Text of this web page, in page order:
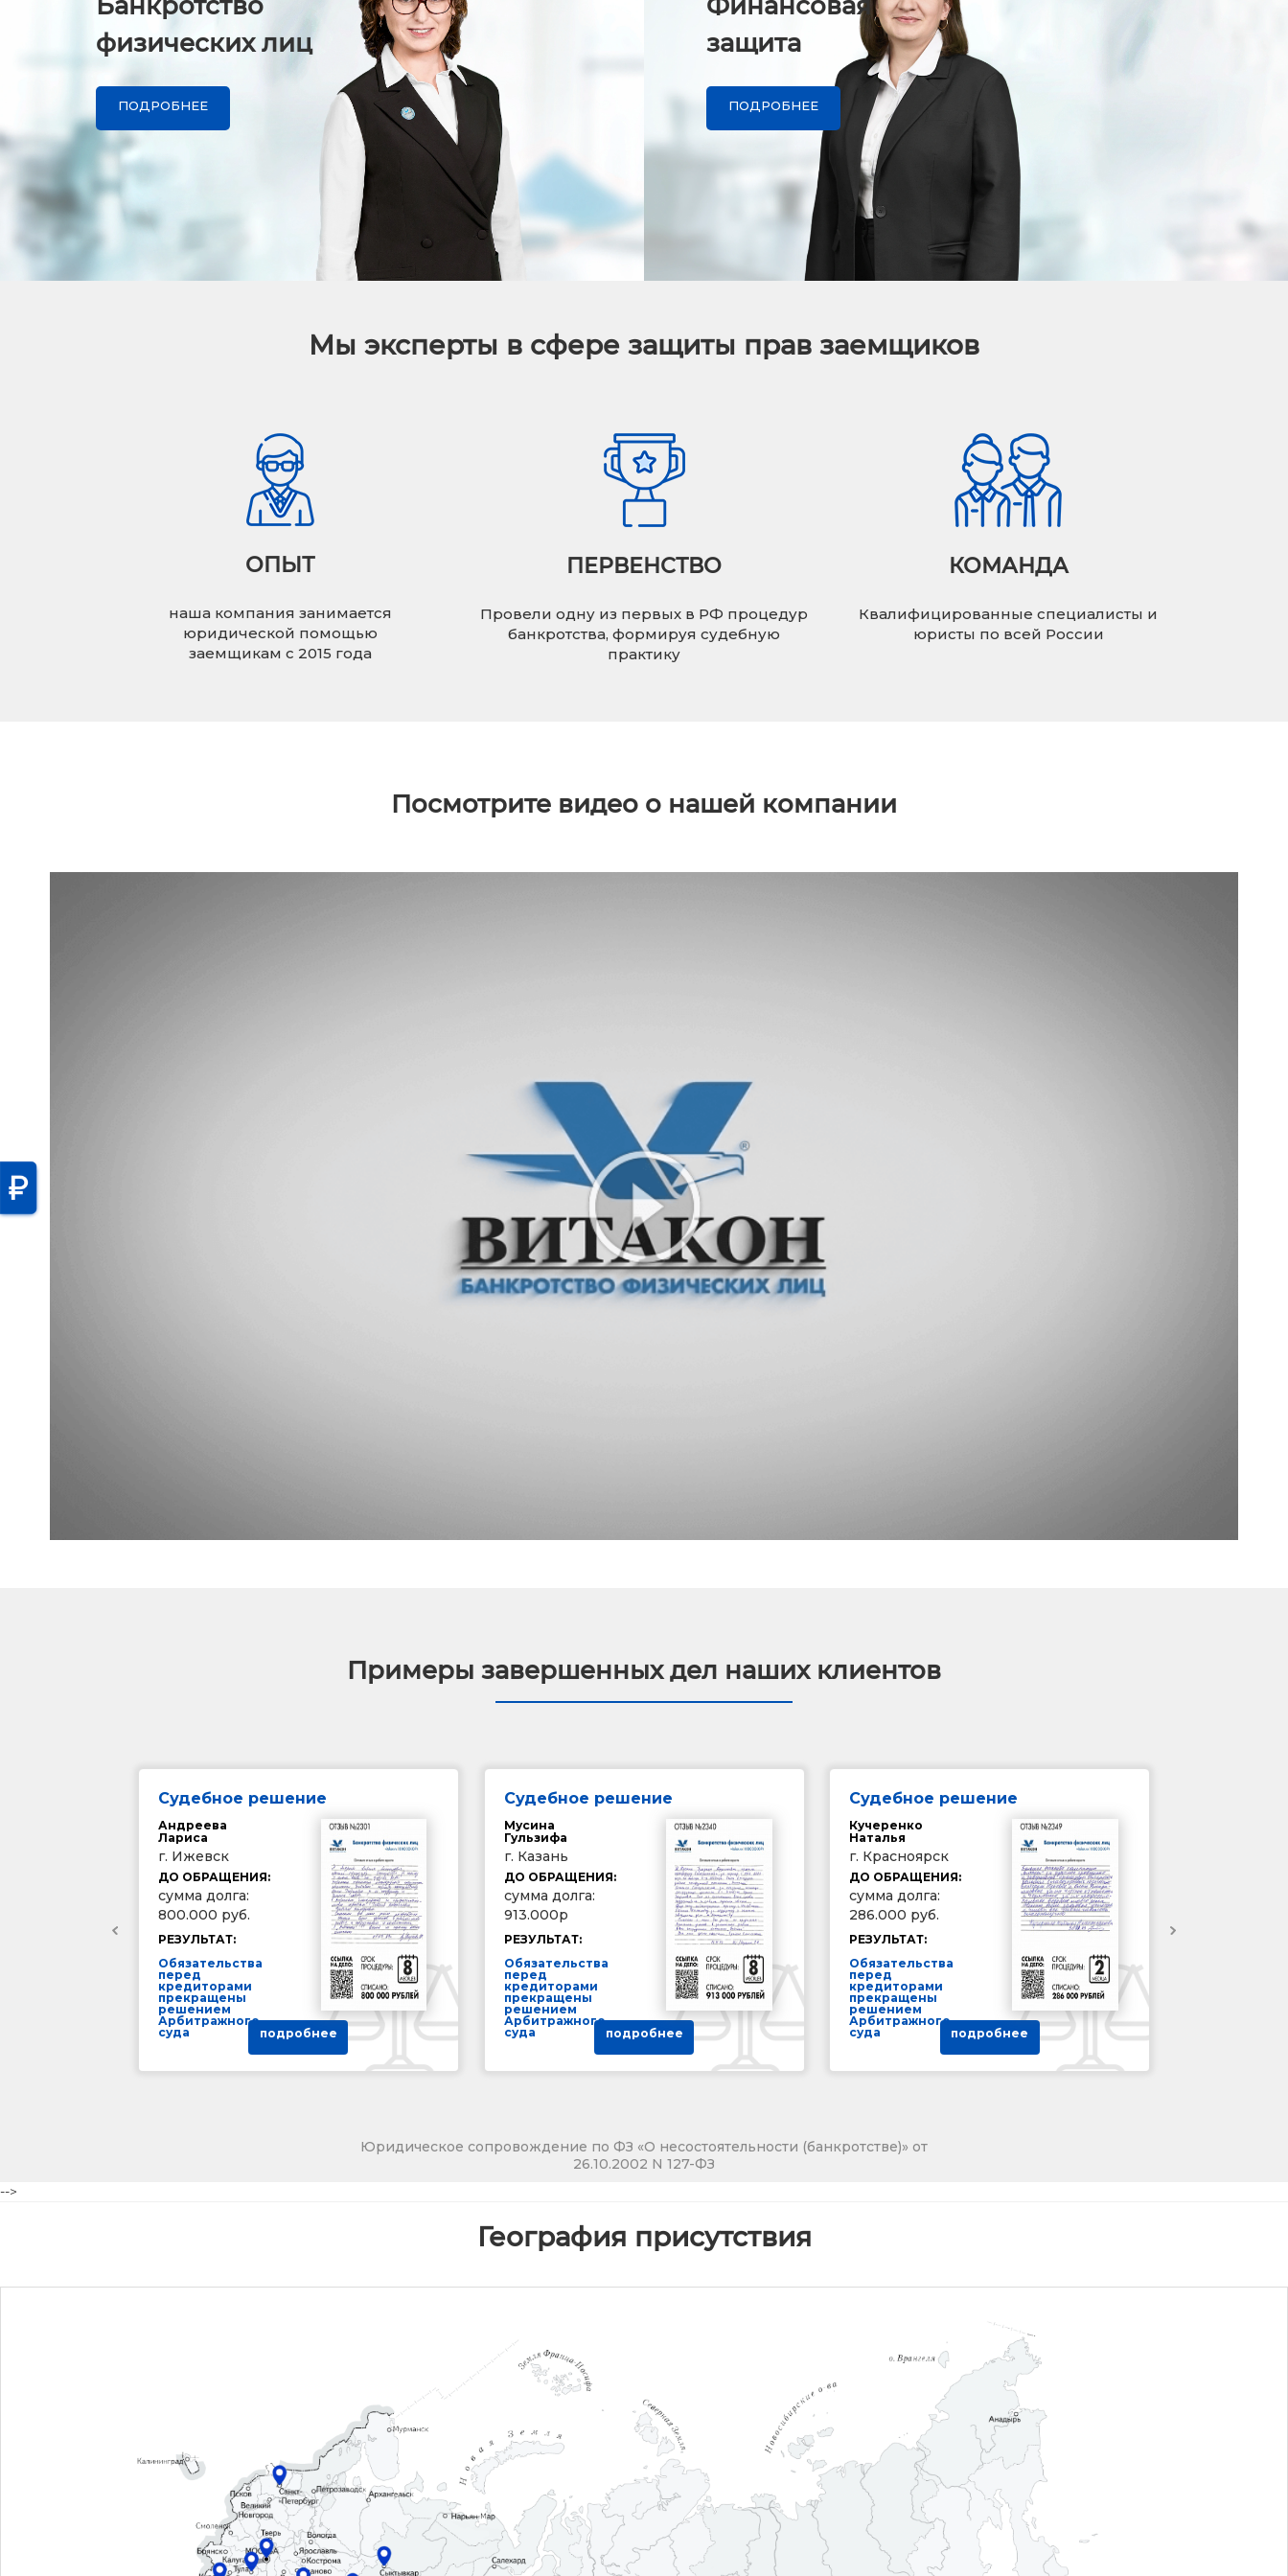
физических лиц
ПОДРОБНЕЕ
защита
ПОДРОБНЕЕ
Мы эксперты в сфере защиты прав заемщиков
ОПЫТ
наша компания занимается
юридической помощью
заемщикам с 2015 года
ПЕРВЕНСТВО
Провели одну из первых в РФ процедур
банкротства, формируя судебную
практику
КОМАНДА
Квалифицированные специалисты и
юристы по всей России
Посмотрите видео о нашей компании
Примеры завершенных дел наших клиентов
Судебное решение
Андреева
Лариса
г. Ижевск
ДО ОБРАЩЕНИЯ:
сумма долга:
800.000 руб.
РЕЗУЛЬТАТ:
Обязательства
перед
кредиторами
прекращены
решением
Арбитражного
суда
подробнее
Судебное решение
Мусина
Гульзифа
г. Казань
ДО ОБРАЩЕНИЯ:
сумма долга:
913.000р
РЕЗУЛЬТАТ:
Обязательства
перед
кредиторами
прекращены
решением
Арбитражного
суда
подробнее
Судебное решение
Кучеренко
Наталья
г. Красноярск
ДО ОБРАЩЕНИЯ:
сумма долга:
286.000 руб.
РЕЗУЛЬТАТ:
Обязательства
перед
кредиторами
прекращены
решением
Арбитражного
суда
подробнее
Юридическое сопровождение по ФЗ «О несостоятельности (банкротстве)» от
26.10.2002 N 127-ФЗ
-->
География присутствия